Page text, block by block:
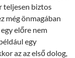
teljesen biztos
még önmagában
előre nem
egy
az az első dolog,